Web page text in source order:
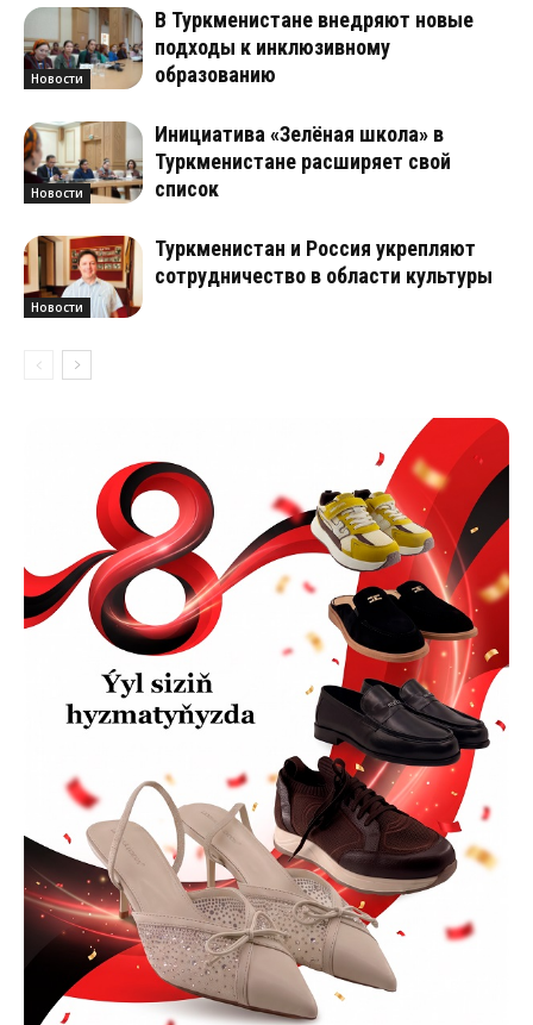
Новости
В Туркменистане внедряют новые
подходы к инклюзивному
образованию
Новости
Инициатива «Зелёная школа» в
Туркменистане расширяет свой
список
Новости
Туркменистан и Россия укрепляют
сотрудничество в области культуры